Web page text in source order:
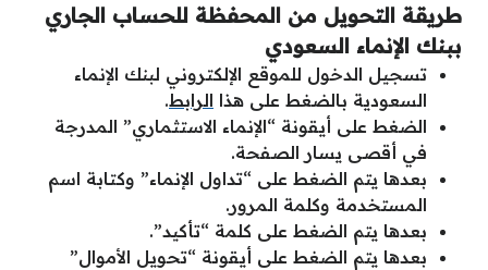
طريقة التحويل من المحفظة للحساب الجاري
ببنك الإنماء السعودي
تسجيل الدخول للموقع الإلكتروني لبنك الإنماء
السعودية بالضغط على هذا الرابط.
الضغط على أيقونة “الإنماء الاستثماري” المدرجة
في أقصى يسار الصفحة.
بعدها يتم الضغط على “تداول الإنماء” وكتابة اسم
المستخدمة وكلمة المرور.
بعدها يتم الضغط على كلمة “تأكيد”.
بعدها يتم الضغط على أيقونة “تحويل الأموال”